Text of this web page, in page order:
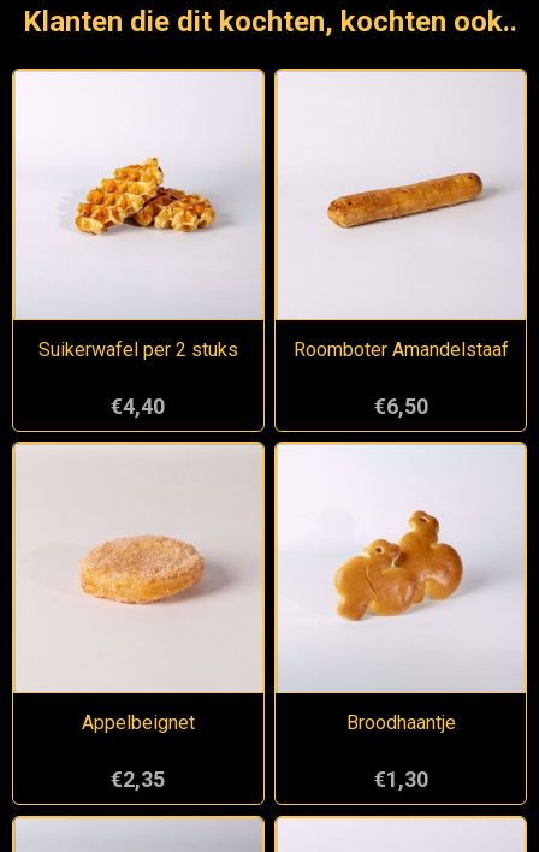
Klanten die dit kochten, kochten ook..
Suikerwafel per 2 stuks
€4,40
Roomboter Amandelstaaf
€6,50
Appelbeignet
€2,35
Broodhaantje
€1,30